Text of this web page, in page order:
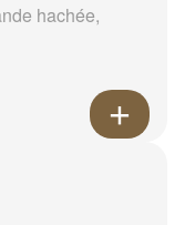
hachée,